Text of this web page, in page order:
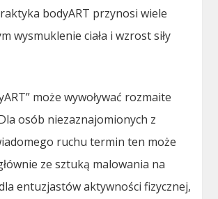
bodyART przynosi wiele
wysmuklenie ciała i wzrost siły
może wywoływać rozmaite
osób niezaznajomionych z
ruchu termin ten może
ze sztuką malowania na
entuzjastów aktywności fizycznej,